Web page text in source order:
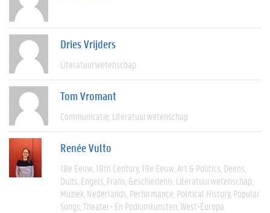
Dries Vrijders
Literatuurwetenschap
Tom Vromant
Communicatie Literatuurwetenschap
Renée Vulto
18e Eeuw 18th Century 19e Eeuw Art & Politics Deens
Duits Engels Frans Geschiedenis Literatuurwetenschap
Muziek Nederlands Performance Political History Popular
Songs Theater- En Podiumkunsten West-Europa